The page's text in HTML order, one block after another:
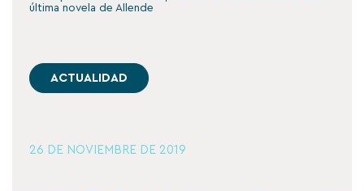
última novela de Allende
ACTUALIDAD
26 DE NOVIEMBRE DE 2019